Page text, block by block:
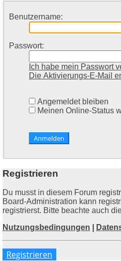
Benutzername:
Passwort:
Ich habe mein Passwort
Die Aktivierungs-E-Mail
Angemeldet bleiben
Meinen Online-Status
Registrieren
Du musst in diesem Forum
Board-Administration kann
registrierst. Bitte beachte auch
Nutzungsbedingungen
Registrieren